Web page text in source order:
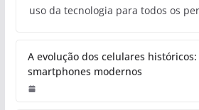
uso da tecnologia para todos os
A evolução dos celulares históricos:
smartphones modernos